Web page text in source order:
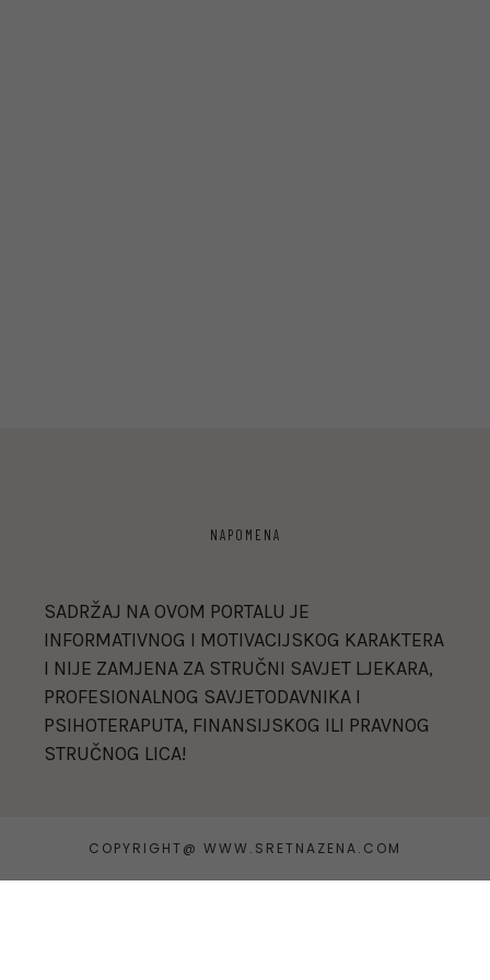
NAPOMENA
SADRŽAJ NA OVOM PORTALU JE
INFORMATIVNOG I MOTIVACIJSKOG KARAKTERA
I NIJE ZAMJENA ZA STRUČNI SAVJET LJEKARA,
PROFESIONALNOG SAVJETODAVNIKA I
PSIHOTERAPUTA, FINANSIJSKOG ILI PRAVNOG
STRUČNOG LICA!
COPYRIGHT@ WWW.SRETNAZENA.COM